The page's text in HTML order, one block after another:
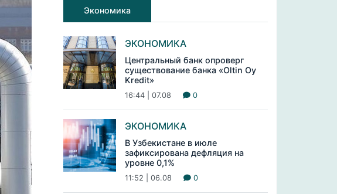
Экономика
ЭКОНОМИКА
Центральный банк опроверг
существование банка «Oltin Oy
Kredit»
16:44 | 07.08 0
ЭКОНОМИКА
В Узбекистане в июле
зафиксирована дефляция на
уровне 0,1%
11:52 | 06.08 0